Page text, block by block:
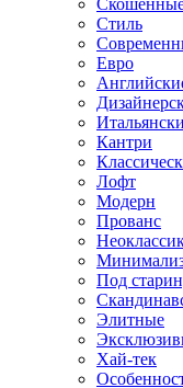
Стиль
Евро
Кантри
Лофт
Модерн
Прованс
Под
Элитные
Хай-тек